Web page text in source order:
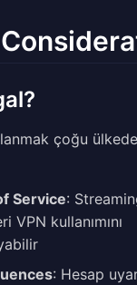
çoğu
Service:
VPN kullanımını
: Hesap